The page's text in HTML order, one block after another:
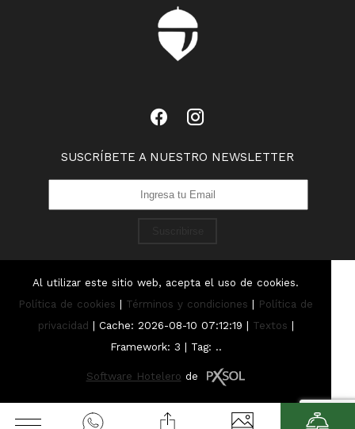
SUSCRÍBETE A NUESTRO NEWSLETTER
Al utilizar este sitio web, acepta el uso de cookies.
Política de cookies | Términos y condiciones | Política de
privacidad | Cache: 2026-08-10 07:12:19 | Textos |
Framework: 3 | Tag: ..
Software Hotelero de